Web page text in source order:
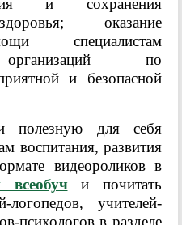
и сохранения
оказание
специалистам
организаций по
и безопасной
полезную для себя
воспитания, развития
видеороликов в
всеобучи почитать
логопедов, учителей-
психологов в разделе